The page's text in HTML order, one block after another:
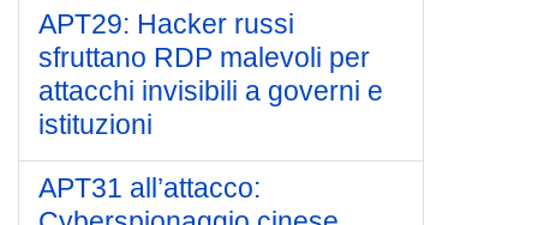
APT29: Hacker russi
sfruttano RDP malevoli per
attacchi invisibili a governi e
istituzioni
APT31 all’attacco: